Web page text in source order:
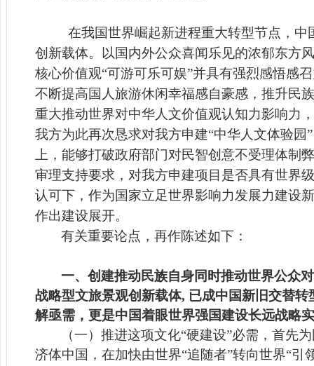
在我国世界崛起新进程重大转型节点，
创新载体。以国内外公众喜闻乐见的浓郁东方
核心价值观“可游可乐可娱”并具有强烈感悟感
不断提高国人旅游休闲幸福感自豪感，推升民
重大推动世界对中华人文价值观认知力影响力
我方为此再次恳求对我方申建“中华人文体验园
上，能够打破政府部门对民智创意不受理体制
审理支持要求，对我方申建项目是否具有世界
认可下，作为国家立足世界影响力发展力建设
作出建设展开。
有关重要论点，再作陈述如下：
一、创建推动民族自身同时推动世界公众
战略型文旅景观创新载体, 已成中国新旧交替
解亟需，更是中国着眼世界强国建设长远战略
（一）推进这项文化“硬建设”必需，首先
济体中国，在加快由世界“追随者”转向世界“